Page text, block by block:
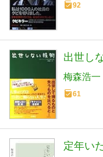
92
出世し
梅森浩一
61
定年い